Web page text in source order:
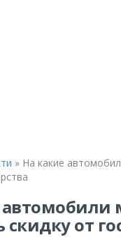
» На какие
автомобили
от